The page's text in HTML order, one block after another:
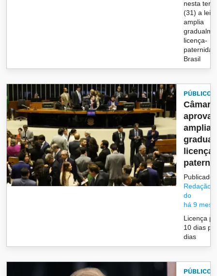
nesta
(31) a lei
amplia
licença-
Brasil
PÚBLICO
Câmara
aprova
gradual
licença-
Publicado
Redação/
do
há 9
Licença
10 dias
dias
PÚBLICO